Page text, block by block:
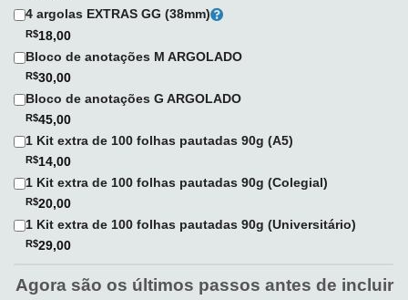
4 argolas EXTRAS GG (38mm)
R$18,00
Bloco de anotações M ARGOLADO
R$30,00
Bloco de anotações G ARGOLADO
R$45,00
1 Kit extra de 100 folhas pautadas 90g (A5)
R$14,00
1 Kit extra de 100 folhas pautadas 90g (Colegial)
R$20,00
1 Kit extra de 100 folhas pautadas 90g (Universitário)
R$29,00
Agora são os últimos passos antes de incluir